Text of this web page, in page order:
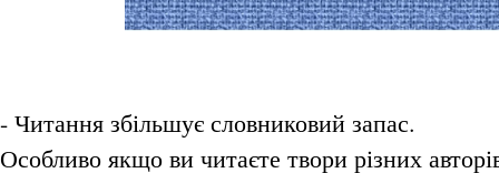
- Читання збільшує словниковий запас.
Особливо якщо ви читаєте твори різних